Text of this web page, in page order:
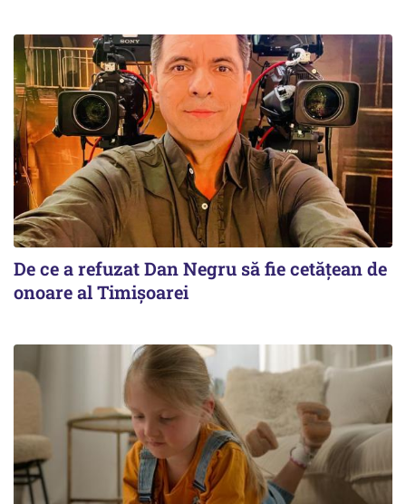
De ce a refuzat Dan Negru să fie cetățean de
onoare al Timișoarei